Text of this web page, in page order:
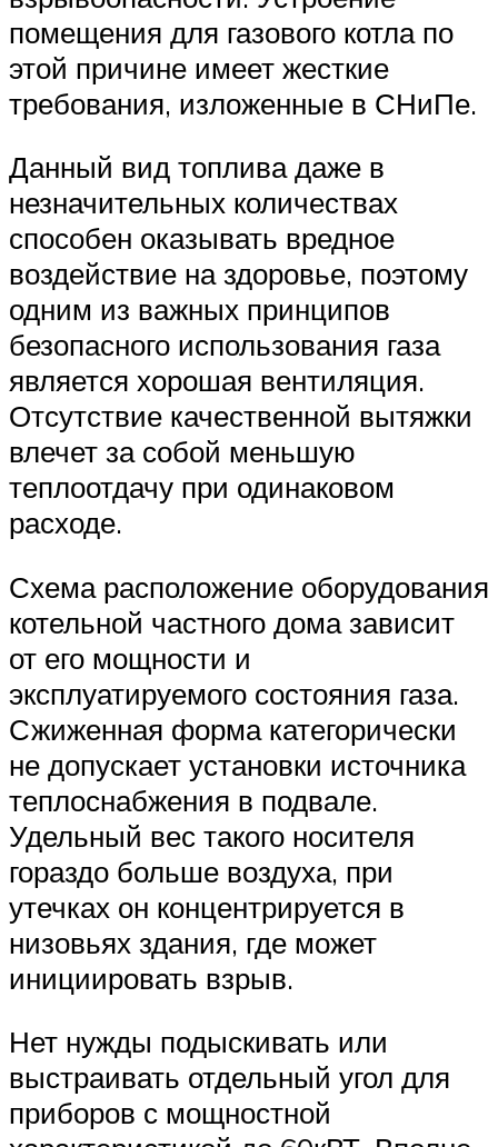
помещения для газового котла по
этой причине имеет жесткие
требования, изложенные в СНиПе.
Данный вид топлива даже в
незначительных количествах
способен оказывать вредное
воздействие на здоровье, поэтому
одним из важных принципов
безопасного использования газа
является хорошая вентиляция.
Отсутствие качественной вытяжки
влечет за собой меньшую
теплоотдачу при одинаковом
расходе.
Схема расположение оборудования
котельной частного дома зависит
от его мощности и
эксплуатируемого состояния газа.
Сжиженная форма категорически
не допускает установки источника
теплоснабжения в подвале.
Удельный вес такого носителя
гораздо больше воздуха, при
утечках он концентрируется в
низовьях здания, где может
инициировать взрыв.
Нет нужды подыскивать или
выстраивать отдельный угол для
приборов с мощностной